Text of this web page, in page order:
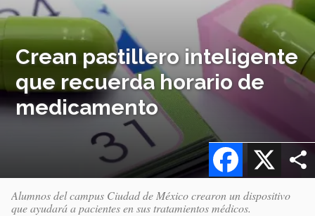
Crean pastillero inteligente
que recuerda horario de
medicamento
X
Facebook
Alumnos del campus Ciudad de México crearon un dispositivo
que ayudará a pacientes en sus tratamientos médicos.